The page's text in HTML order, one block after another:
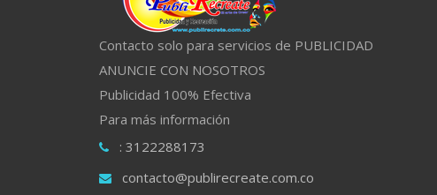
Contacto solo para servicios de PUBLICIDAD
ANUNCIE CON NOSOTROS
Publicidad 100% Efectiva
Para más información
: 3122288173
contacto@publirecreate.com.co